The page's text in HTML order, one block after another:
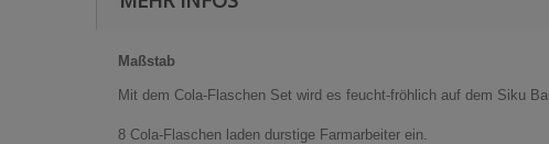
Maßstab
Mit dem Cola-Flaschen Set wird es feucht-fröhlich auf dem Siku
8 Cola-Flaschen laden durstige Farmarbeiter ein.